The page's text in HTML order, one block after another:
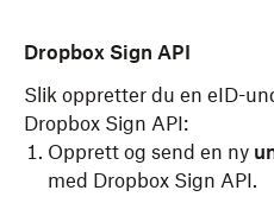
Dropbox Sign API
Slik oppretter du en eID-
Dropbox Sign API:
Opprett og send en ny
med Dropbox Sign API.